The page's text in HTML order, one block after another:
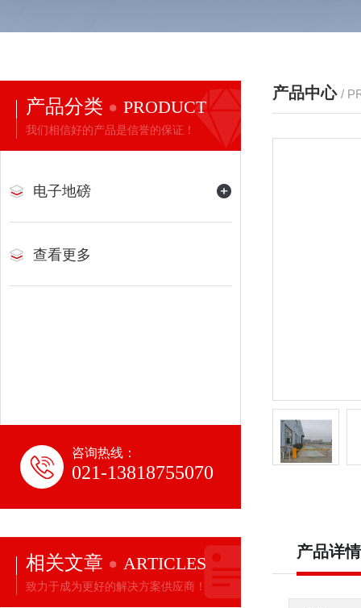
产品分类 PRODUCT
我们相信好的产品是信誉的保证！
电子地磅
查看更多
咨询热线：
021-13818755070
相关文章 ARTICLES
致力于成为更好的解决方案供应商！
产品中心 /
产品详情